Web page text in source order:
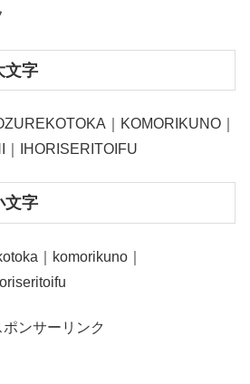
文字
｜KOMORIKUNO｜
IHORISERITOIFU
文字
｜komorikuno｜
ポンサーリンク